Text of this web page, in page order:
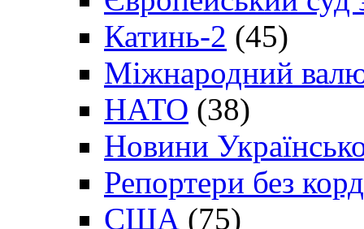
Катинь-2 (45)
Міжнародний
НАТО (38)
Новини
Репортери без
США (75)